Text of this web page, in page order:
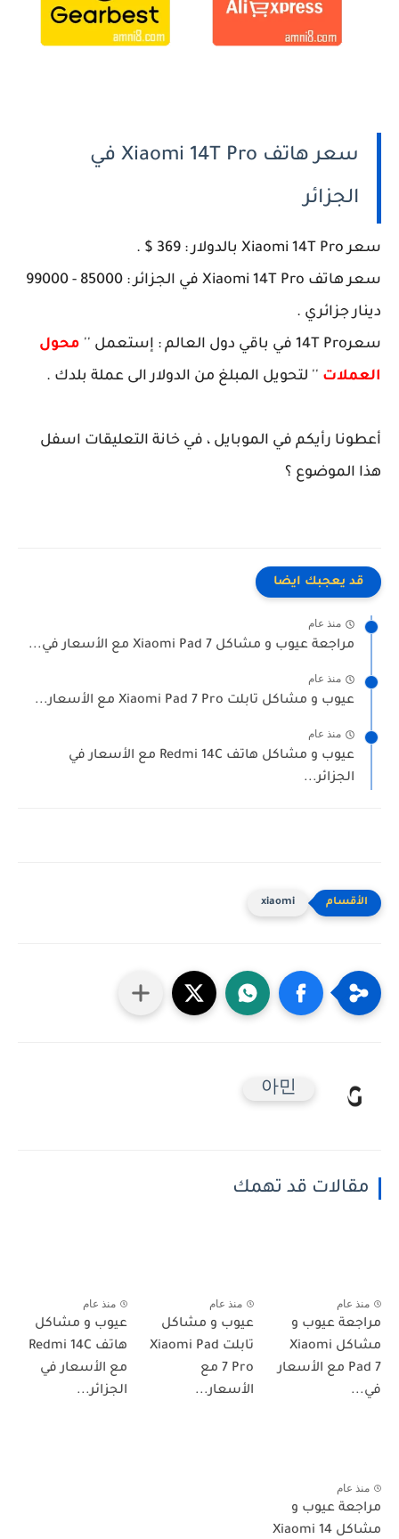
سعر هاتف Xiaomi 14T Pro في
الجزائر
سعر Xiaomi 14T Pro بالدولار : 369 $ .
سعر هاتف Xiaomi 14T Pro في الجزائر : 85000 - 99000
دينار جزائري .
سعر14T Pro في باقي دول العالم : إستعمل ''
محول
العملات '' لتحويل المبلغ من الدولار الى عملة بلدك .
أعطونا رأيكم في الموبايل ، في خانة التعليقات اسفل
هذا الموضوع ؟
قد يعجبك ايضا
منذ عام
مراجعة عيوب و مشاكل Xiaomi Pad 7 مع الأسعار في...
منذ عام
عيوب و مشاكل تابلت Xiaomi Pad 7 Pro مع الأسعار...
منذ عام
عيوب و مشاكل هاتف Redmi 14C مع الأسعار في
الجزائر...
xiaomi
아민
مقالات قد تهمك
منذ عام
مراجعة عيوب و
مشاكل Xiaomi
Pad 7 مع الأسعار
في...
منذ عام
عيوب و مشاكل
تابلت Xiaomi Pad
7 Pro مع
الأسعار...
منذ عام
عيوب و مشاكل
هاتف Redmi 14C
مع الأسعار في
الجزائر...
منذ عام
مراجعة عيوب و
مشاكل Xiaomi 14